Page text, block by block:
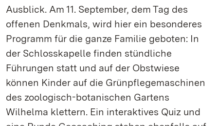
Ausblick. Am 11. September, dem Tag des
offenen Denkmals, wird hier ein besonderes
Programm für die ganze Familie geboten: In
der Schlosskapelle finden stündliche
Führungen statt und auf der Obstwiese
können Kinder auf die Grünpflegemaschinen
des zoologisch-botanischen Gartens
Wilhelma klettern. Ein interaktives Quiz und